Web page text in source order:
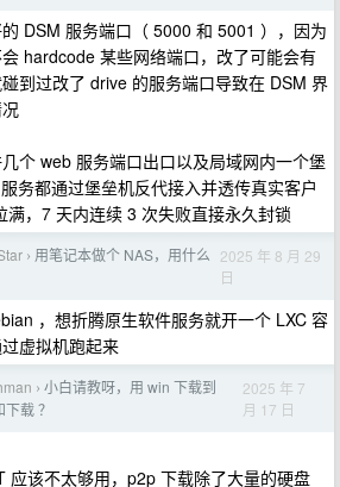
DSM 服务端口（ 5000 和 5001 ），因为
hardcode 某些网络端口，改了可能会有
到过改了 drive 的服务端口导致在 DSM 界
个 web 服务端口出口以及局域网内一个堡
务都通过堡垒机反代接入并透传真实客户
，7 天内连续 3 次失败直接永久封锁
› 用笔记本做个 NAS，用什么 2025 年 8 月 29
日
，想折腾原生软件服务就开一个 LXC 容
虚拟机跑起来
› 小白请教呀，用 win 下载到
载 ？
2025 年 7
月 17 日
应该不太够用，p2p 下载除了大量的硬盘